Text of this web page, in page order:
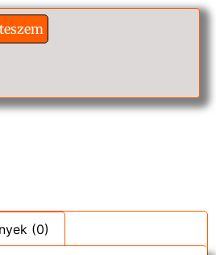
(0)